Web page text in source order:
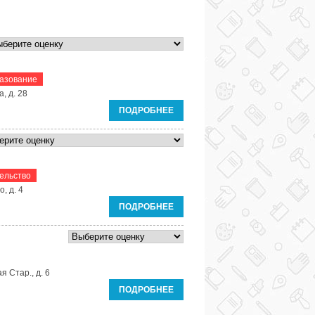
д. 28
ПОДРОБНЕЕ
д. 4
ПОДРОБНЕЕ
Стар., д. 6
ПОДРОБНЕЕ